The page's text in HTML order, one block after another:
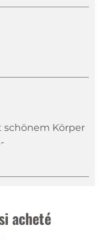
Körper
acheté